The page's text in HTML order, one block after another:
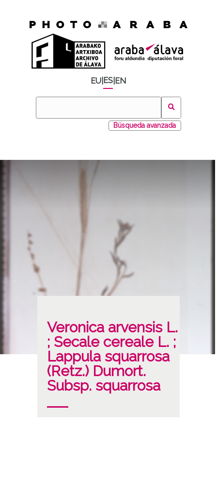
EU ES EN
Búsqueda avanzada
Veronica arvensis L.
; Secale cereale L. ;
Lappula squarrosa
(Retz.) Dumort.
Subsp. squarrosa